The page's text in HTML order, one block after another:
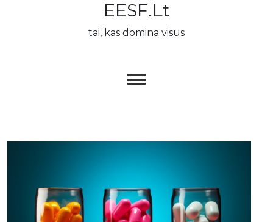
EESF.lt
tai, kas domina visus